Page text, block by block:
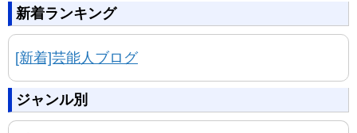
新着ランキング
[新着]芸能人ブログ
ジャンル別